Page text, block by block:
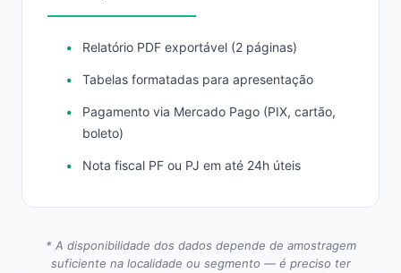
Relatório PDF exportável (2 páginas)
Tabelas formatadas para apresentação
Pagamento via Mercado Pago (PIX, cartão,
boleto)
Nota fiscal PF ou PJ em até 24h úteis
* A disponibilidade dos dados depende de amostragem
suficiente na localidade ou segmento — é preciso ter